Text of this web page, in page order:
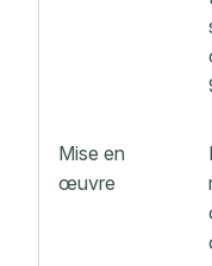
Mise en
œuvre